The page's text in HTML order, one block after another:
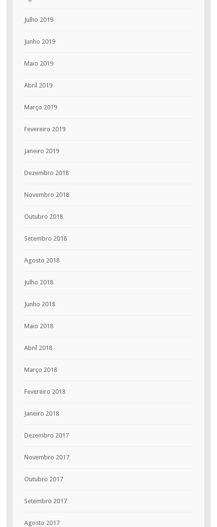
Julho 2019
Junho 2019
Maio 2019
Abril 2019
Março 2019
Fevereiro 2019
Janeiro 2019
Dezembro 2018
Novembro 2018
Outubro 2018
Setembro 2018
Agosto 2018
Julho 2018
Junho 2018
Maio 2018
Abril 2018
Março 2018
Fevereiro 2018
Janeiro 2018
Dezembro 2017
Novembro 2017
Outubro 2017
Setembro 2017
Agosto 2017